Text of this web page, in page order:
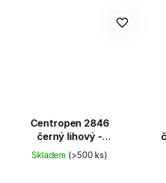
Centropen 2846
černý lihový -
permanent 1mm
Skladem (>500 ks)